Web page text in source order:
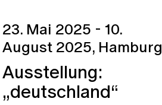
23. Mai 2025 - 10.
August 2025, Hamburg
Ausstellung:
„deutschland“